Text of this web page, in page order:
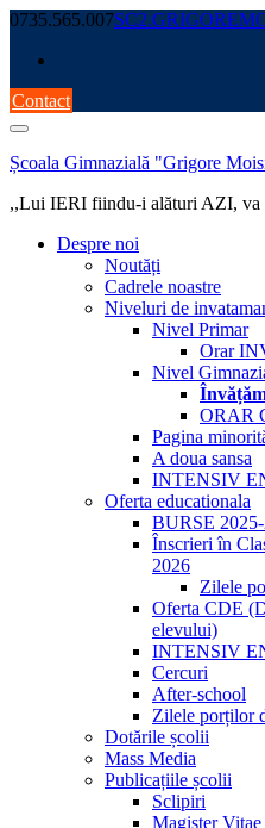
Skip
content
0735.565.007
Contact
Școala Gimnazială "Grigore
,,Lui IERI fiindu-i alături AZI, va
Despre noi
Noutăți
Cadrele noastre
Niveluri de
Nivel Primar
Orar
Nivel
ORAR
Pagina
A doua sansa
INTENSIV
Oferta educationala
BURSE
Înscrieri în
2026
Zilele
Oferta CDE
elevului)
INTENSIV
Cercuri
After-school
Zilele porților
Dotările școlii
Mass Media
Publicațiile școlii
Sclipiri
Magister Vitae